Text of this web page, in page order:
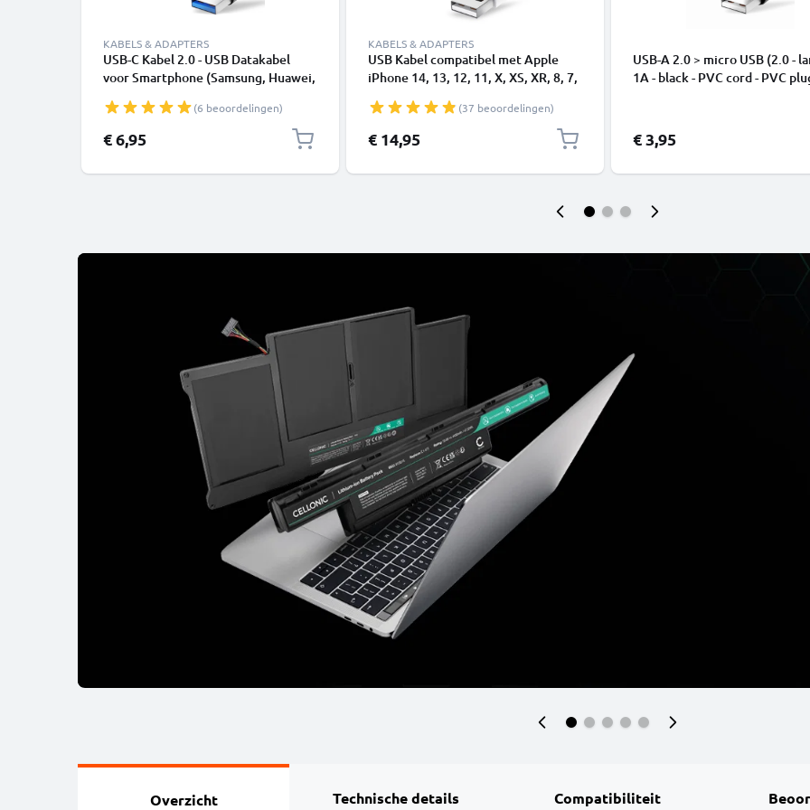
KABELS & ADAPTERS
USB-C Kabel 2.0 - USB Datakabel
voor Smartphone (Samsung, Huawei,
Panasonic Lumix, Sony, GoPro) -
1,0m 3A Oplaadkabel USB C Stekker
(6 beoordelingen)
€ 6,95
KABELS & ADAPTERS
USB Kabel compatibel met Apple
iPhone 14, 13, 12, 11, X, XS, XR, 8, 7,
(37 beoordelingen)
€ 14,95
USB-A 2.0 > micro USB (2.0 -
1A - black - PVC cord - PVC
€ 3,95
Overzicht Technische details Compatibiliteit